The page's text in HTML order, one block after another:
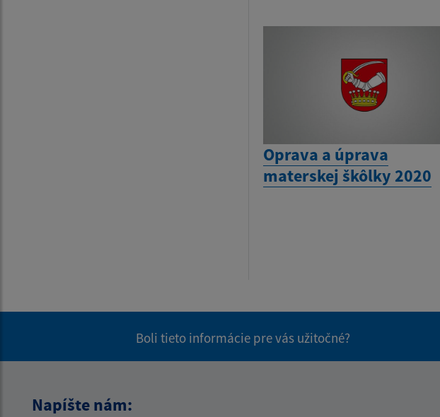
Oprava a úprava
materskej škôlky 2020
Boli tieto informácie pre vás užitočné?
Napíšte nám: